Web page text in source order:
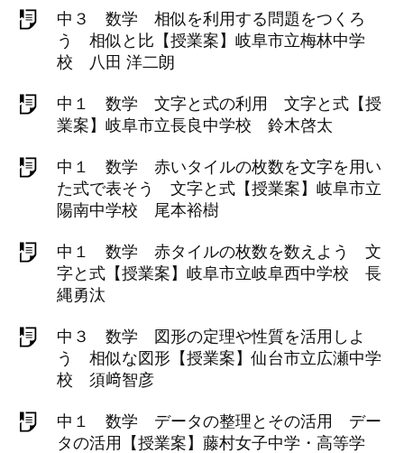
中３ 数学 相似を利用する問題をつくろ
う 相似と比【授業案】岐阜市立梅林中学
校 八田 洋二朗
中１ 数学 文字と式の利用 文字と式【授
業案】岐阜市立長良中学校 鈴木啓太
中１ 数学 赤いタイルの枚数を文字を用い
た式で表そう 文字と式【授業案】岐阜市立
陽南中学校 尾本裕樹
中１ 数学 赤タイルの枚数を数えよう 文
字と式【授業案】岐阜市立岐阜西中学校 長
縄勇汰
中３ 数学 図形の定理や性質を活用しよ
う 相似な図形【授業案】仙台市立広瀬中学
校 須﨑智彦
中１ 数学 データの整理とその活用 デー
タの活用【授業案】藤村女子中学・高等学